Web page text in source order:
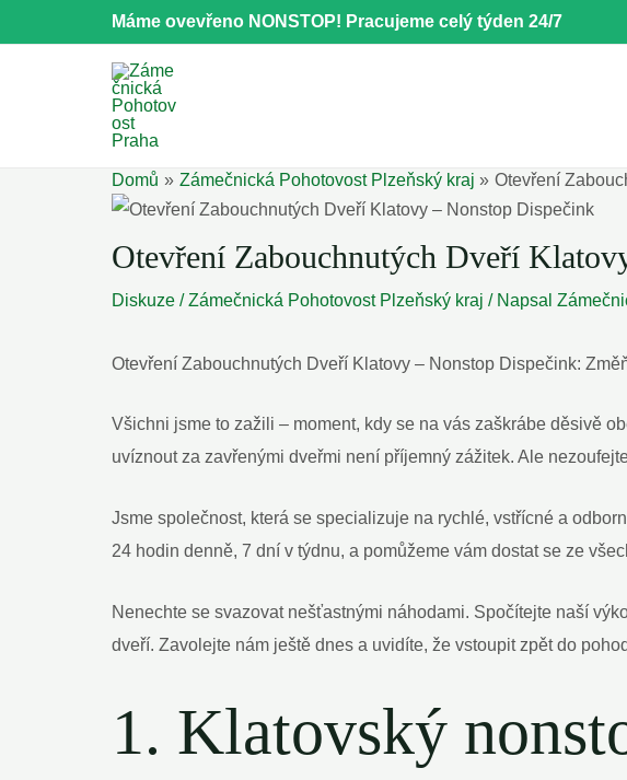
na
Máme ovevřeno NONSTOP! Pracujeme celý týden 24/7
Domů Zámečnická Pohotovost Plzeňský kraj Otevření
Otevření Zabouchnutých Dveří
Diskuze /Zámečnická Pohotovost Plzeňský kraj / Napsal
Otevření Zabouchnutých Dveří Klatovy – Nonstop Dispečink:
Všichni jsme to zažili – moment, kdy se na vás zaškrábe děsivě
uvíznout za zavřenými dveřmi není příjemný zážitek. Ale
Jsme společnost, která se specializuje na rychlé, vstřícné a
24 hodin denně, 7 dní v týdnu, a pomůžeme vám dostat se ze
Nenechte se svazovat nešťastnými náhodami. Spočítejte naší
dveří. Zavolejte nám ještě dnes a uvidíte, že vstoupit zpět do
1. Klatovský